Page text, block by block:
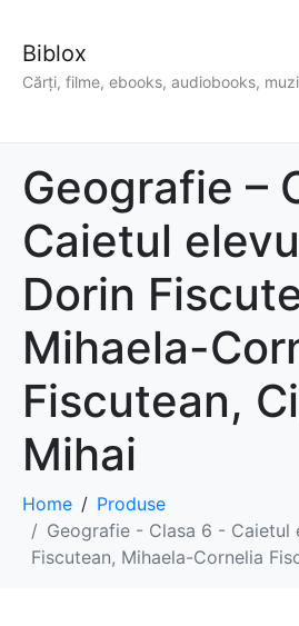
Biblox
Cărți, filme, ebooks, audiobooks,
Geografie –
Caietul
Dorin
Mihaela-
Fiscutean,
Mihai
Home
Produse
Geografie - Clasa 6 - Caietul
Fiscutean, Mihaela-Cornelia